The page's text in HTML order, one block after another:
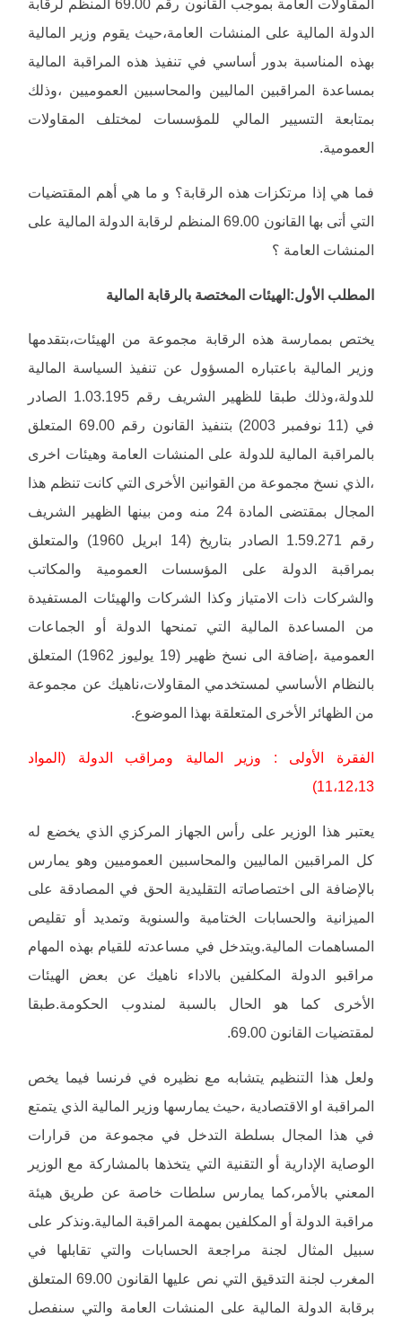
المقاولات العامة بموجب القانون رقم 69.00 المنظم لرقابة
الدولة المالية على المنشات العامة،حيث يقوم وزير المالية
بهذه المناسبة بدور أساسي في تنفيذ هذه المراقبة المالية
بمساعدة المراقبين الماليين والمحاسبين العموميين ،وذلك
بمتابعة التسيير المالي للمؤسسات لمختلف المقاولات
العمومية.
فما هي إذا مرتكزات هذه الرقابة؟ و ما هي أهم المقتضيات
التي أتى بها القانون 69.00 المنظم لرقابة الدولة المالية على
المنشات العامة ؟
المطلب الأول:الهيئات المختصة بالرقابة المالية
يختص بممارسة هذه الرقابة مجموعة من الهيئات،بتقدمها
وزير المالية باعتباره المسؤول عن تنفيذ السياسة المالية
للدولة،وذلك طبقا للظهير الشريف رقم 1.03.195 الصادر
في (11 نوفمبر 2003) بتنفيذ القانون رقم 69.00 المتعلق
بالمراقبة المالية للدولة على المنشات العامة وهيئات اخرى
،الذي نسخ مجموعة من القوانين الأخرى التي كانت تنظم هذا
المجال بمقتضى المادة 24 منه ومن بينها الظهير الشريف
رقم 1.59.271 الصادر بتاريخ (14 ابريل 1960) والمتعلق
بمراقبة الدولة على المؤسسات العمومية والمكاتب
والشركات ذات الامتياز وكذا الشركات والهيئات المستفيدة
من المساعدة المالية التي تمنحها الدولة أو الجماعات
العمومية ،إضافة الى نسخ ظهير (19 يوليوز 1962) المتعلق
بالنظام الأساسي لمستخدمي المقاولات،ناهيك عن مجموعة
من الظهائر الأخرى المتعلقة بهذا الموضوع.
الفقرة الأولى : وزير المالية ومراقب الدولة (المواد
11،12،13)
يعتبر هذا الوزير على رأس الجهاز المركزي الذي يخضع له
كل المراقبين الماليين والمحاسبين العموميين وهو يمارس
بالإضافة الى اختصاصاته التقليدية الحق في المصادقة على
الميزانية والحسابات الختامية والسنوية وتمديد أو تقليص
المساهمات المالية.ويتدخل في مساعدته للقيام بهذه المهام
مراقبو الدولة المكلفين بالاداء ناهيك عن بعض الهيئات
الأخرى كما هو الحال بالسبة لمندوب الحكومة.طبقا
لمقتضيات القانون 69.00.
ولعل هذا التنظيم يتشابه مع نظيره في فرنسا فيما يخص
المراقبة او الاقتصادية ،حيث يمارسها وزير المالية الذي يتمتع
في هذا المجال بسلطة التدخل في مجموعة من قرارات
الوصاية الإدارية أو التقنية التي يتخذها بالمشاركة مع الوزير
المعني بالأمر،كما يمارس سلطات خاصة عن طريق هيئة
مراقبة الدولة أو المكلفين بمهمة المراقبة المالية.ونذكر على
سبيل المثال لجنة مراجعة الحسابات والتي تقابلها في
المغرب لجنة التدقيق التي نص عليها القانون 69.00 المتعلق
برقابة الدولة المالية على المنشات العامة والتي سنفصل